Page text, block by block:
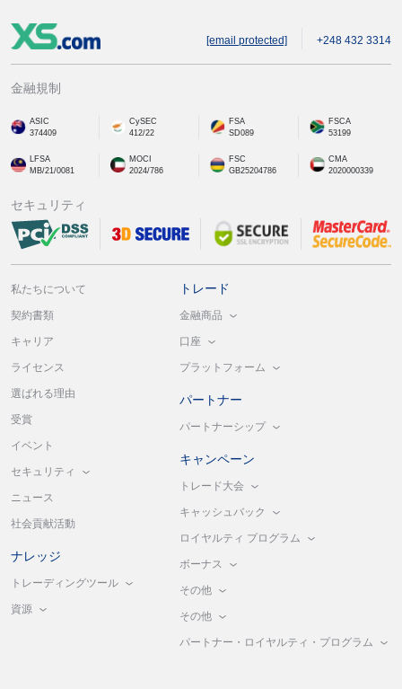
[email protected] +248 432 3314
金融規制
ASIC
374409
CySEC
412/22
FSA
SD089
FSCA
53199
LFSA
MB/21/0081
MOCI
2024/786
FSC
GB25204786
CMA
2020000339
セキュリティ
私たちについて
契約書類
キャリア
ライセンス
選ばれる理由
受賞
イベント
セキュリティ
ニュース
社会貢献活動
ナレッジ
トレーディングツール
資源
トレード
金融商品
口座
プラットフォーム
パートナー
パートナーシップ
キャンペーン
トレード大会
キャッシュバック
ロイヤルティ プログラム
ボーナス
その他
その他
パートナー・ロイヤルティ・プログラム